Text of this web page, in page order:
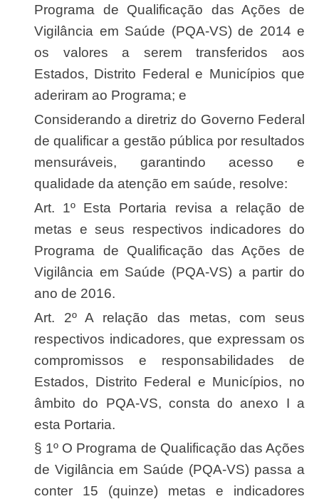
Programa de Qualificação das Ações de
Vigilância em Saúde (PQA-VS) de 2014 e
os valores a serem transferidos aos
Estados, Distrito Federal e Municípios que
aderiram ao Programa; e
Considerando a diretriz do Governo Federal
de qualificar a gestão pública por resultados
mensuráveis, garantindo acesso e
qualidade da atenção em saúde, resolve:
Art. 1º Esta Portaria revisa a relação de
metas e seus respectivos indicadores do
Programa de Qualificação das Ações de
Vigilância em Saúde (PQA-VS) a partir do
ano de 2016.
Art. 2º A relação das metas, com seus
respectivos indicadores, que expressam os
compromissos e responsabilidades de
Estados, Distrito Federal e Municípios, no
âmbito do PQA-VS, consta do anexo I a
esta Portaria.
§ 1º O Programa de Qualificação das Ações
de Vigilância em Saúde (PQA-VS) passa a
conter 15 (quinze) metas e indicadores